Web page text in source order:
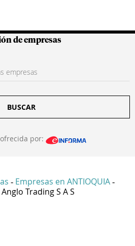
Colombianas
de empresas
BUSCAR
por:
- Empresas en ANTIOQUIA -
Anglo Trading S A S